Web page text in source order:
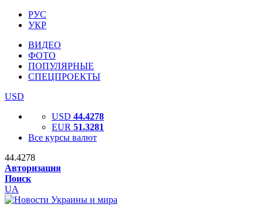
РУС
УКР
ВИДЕО
ФОТО
ПОПУЛЯРНЫЕ
СПЕЦПРОЕКТЫ
USD
USD 44.4278
EUR 51.3281
Все курсы валют
44.4278
Авторизация
Поиск
UA